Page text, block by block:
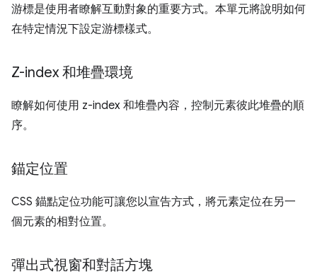
游標是使用者瞭解互動對象的重要方式。本單元將說明如何
在特定情況下設定游標樣式。
Z-index 和堆疊環境
瞭解如何使用 z-index 和堆疊內容，控制元素彼此堆疊的順
序。
錨定位置
CSS 錨點定位功能可讓您以宣告方式，將元素定位在另一
個元素的相對位置。
彈出式視窗和對話方塊